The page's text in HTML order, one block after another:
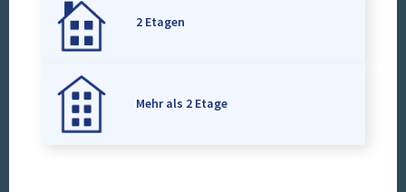
2 Etagen
Mehr als 2 Etage